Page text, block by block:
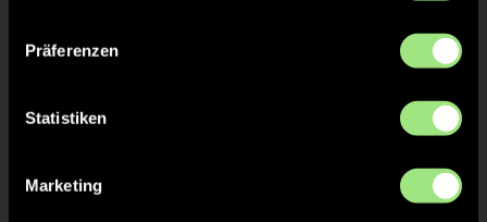
Präferenzen
Statistiken
Marketing
Luca
R.